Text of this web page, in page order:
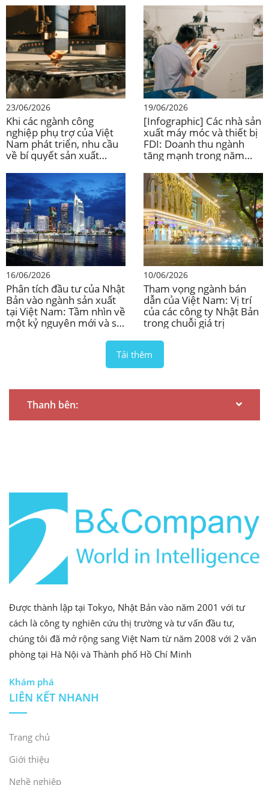
23/06/2026
Khi các ngành công
nghiệp phụ trợ của Việt
Nam phát triển, nhu cầu
về bí quyết sản xuất
19/06/2026
[Infographic] Các nhà sản
xuất máy móc và thiết bị
FDI: Doanh thu ngành
tăng mạnh trong năm
trong 5 năm
16/06/2026
Phân tích đầu tư của Nhật
Bản vào ngành sản xuất
tại Việt Nam: Tầm nhìn về
một kỷ nguyên mới và sự
10/06/2026
Tham vọng ngành bán
dẫn của Việt Nam: Vị trí
của các công ty Nhật Bản
trong chuỗi giá trị
Tải thêm
Thanh bên:
Được thành lập tại Tokyo, Nhật Bản vào năm 2001 với tư
cách là công ty nghiên cứu thị trường và tư vấn đầu tư,
chúng tôi đã mở rộng sang Việt Nam từ năm 2008 với 2 văn
phòng tại Hà Nội và Thành phố Hồ Chí Minh
Khám phá
LIÊN KẾT NHANH
Trang chủ
Giới thiệu
Nghề nghiệp